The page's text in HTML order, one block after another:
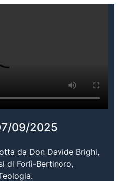
09/2025
da Don Davide Brighi,
di Forlì-Bertinoro,